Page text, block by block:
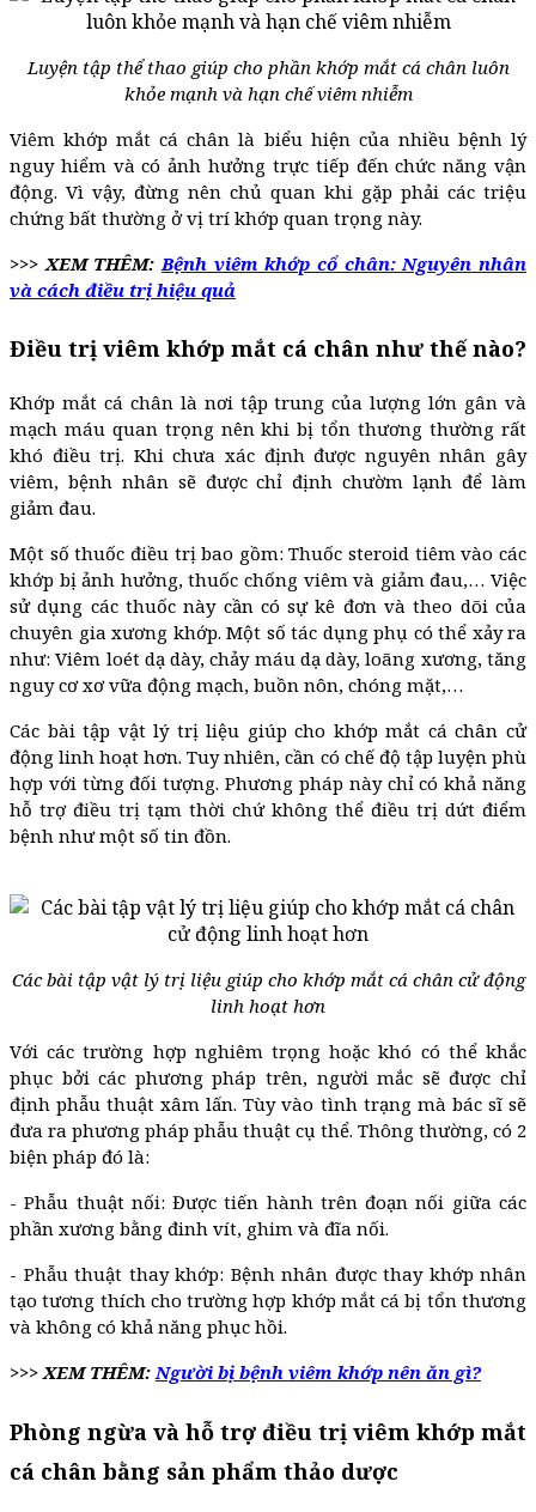
Luyện tập thể thao giúp cho phần khớp mắt cá chân luôn
khỏe mạnh và hạn chế viêm nhiễm
Viêm khớp mắt cá chân là biểu hiện của nhiều bệnh lý
nguy hiểm và có ảnh hưởng trực tiếp đến chức năng vận
động. Vì vậy, đừng nên chủ quan khi gặp phải các triệu
chứng bất thường ở vị trí khớp quan trọng này.
>>> XEM THÊM: Bệnh viêm khớp cổ chân: Nguyên nhân
và cách điều trị hiệu quả
Điều trị viêm khớp mắt cá chân như thế nào?
Khớp mắt cá chân là nơi tập trung của lượng lớn gân và
mạch máu quan trọng nên khi bị tổn thương thường rất
khó điều trị. Khi chưa xác định được nguyên nhân gây
viêm, bệnh nhân sẽ được chỉ định chườm lạnh để làm
giảm đau.
Một số thuốc điều trị bao gồm: Thuốc steroid tiêm vào các
khớp bị ảnh hưởng, thuốc chống viêm và giảm đau,… Việc
sử dụng các thuốc này cần có sự kê đơn và theo dõi của
chuyên gia xương khớp. Một số tác dụng phụ có thể xảy ra
như: Viêm loét dạ dày, chảy máu dạ dày, loãng xương, tăng
nguy cơ xơ vữa động mạch, buồn nôn, chóng mặt,…
Các bài tập vật lý trị liệu giúp cho khớp mắt cá chân cử
động linh hoạt hơn. Tuy nhiên, cần có chế độ tập luyện phù
hợp với từng đối tượng. Phương pháp này chỉ có khả năng
hỗ trợ điều trị tạm thời chứ không thể điều trị dứt điểm
bệnh như một số tin đồn.
Các bài tập vật lý trị liệu giúp cho khớp mắt cá chân cử động
linh hoạt hơn
Với các trường hợp nghiêm trọng hoặc khó có thể khắc
phục bởi các phương pháp trên, người mắc sẽ được chỉ
định phẫu thuật xâm lấn. Tùy vào tình trạng mà bác sĩ sẽ
đưa ra phương pháp phẫu thuật cụ thể. Thông thường, có 2
biện pháp đó là:
- Phẫu thuật nối: Được tiến hành trên đoạn nối giữa các
phần xương bằng đinh vít, ghim và đĩa nối.
- Phẫu thuật thay khớp: Bệnh nhân được thay khớp nhân
tạo tương thích cho trường hợp khớp mắt cá bị tổn thương
và không có khả năng phục hồi.
>>> XEM THÊM:Người bị bệnh viêm khớp nên ăn gì?
Phòng ngừa và hỗ trợ điều trị viêm khớp mắt
cá chân bằng sản phẩm thảo dược